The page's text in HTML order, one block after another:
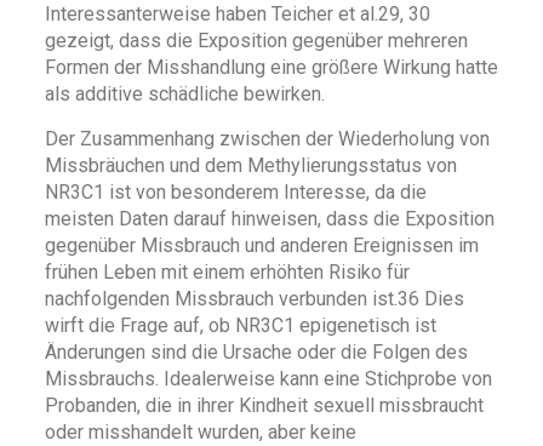
Interessanterweise haben Teicher et al.29, 30
gezeigt, dass die Exposition gegenüber mehreren
Formen der Misshandlung eine größere Wirkung hatte
als additive schädliche bewirken.
Der Zusammenhang zwischen der Wiederholung von
Missbräuchen und dem Methylierungsstatus von
NR3C1 ist von besonderem Interesse, da die
meisten Daten darauf hinweisen, dass die Exposition
gegenüber Missbrauch und anderen Ereignissen im
frühen Leben mit einem erhöhten Risiko für
nachfolgenden Missbrauch verbunden ist.36 Dies
wirft die Frage auf, ob NR3C1 epigenetisch ist
Änderungen sind die Ursache oder die Folgen des
Missbrauchs. Idealerweise kann eine Stichprobe von
Probanden, die in ihrer Kindheit sexuell missbraucht
oder misshandelt wurden, aber keine